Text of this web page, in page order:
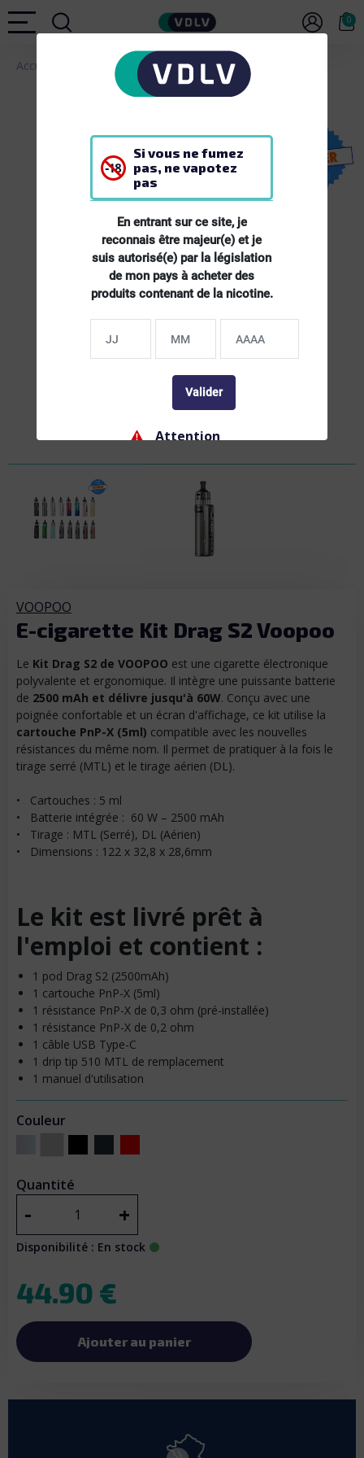
Si vous ne fumez
pas, ne vapotez
pas
En entrant sur ce site, je
reconnais être majeur(e) et je
suis autorisé(e) par la législation
de mon pays à acheter des
produits contenant de la nicotine.
Valider
Attention
Ne convient pas aux femmes enceintes ou
allaitantes, et aux personnes atteintes de
troubles cardio-vasculaires. La nicotine
entraîne une dépendance, ne commencez pas.
Interdiction
0
Accueil MATERIEL E-cigarette Kit Drag S2 Voopoo
VOOPOO
E-cigarette Kit Drag S2 Voopoo
Le Kit Drag S2 de VOOPOO est une cigarette électronique
polyvalente et ergonomique. Il intègre une puissante batterie
de 2500 mAh et délivre jusqu'à 60W. Conçu avec une
poignée confortable et un écran d'affichage, ce kit utilise la
cartouche PnP-X (5ml) compatible avec les nouvelles
résistances du même nom. Il permet de pratiquer à la fois le
tirage serré (MTL) et le tirage aérien (DL).
• Cartouches : 5 ml
• Batterie intégrée : 60 W – 2500 mAh
• Tirage : MTL (Serré), DL (Aérien)
• Dimensions : 122 x 32,8 x 28,6mm
Le kit est livré prêt à
l'emploi et contient :
1 pod Drag S2 (2500mAh)
1 cartouche PnP-X (5ml)
1 résistance PnP-X de 0,3 ohm (pré-installée)
1 résistance PnP-X de 0,2 ohm
1 câble USB Type-C
1 drip tip 510 MTL de remplacement
1 manuel d'utilisation
Couleur
Gray Metal
Quantité
+
-
Disponibilité : En stock
44.90 €
Ajouter au panier